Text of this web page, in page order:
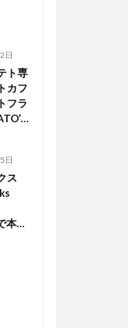
日
ト専
カフ
フラ
ー
開
日
ス
本場